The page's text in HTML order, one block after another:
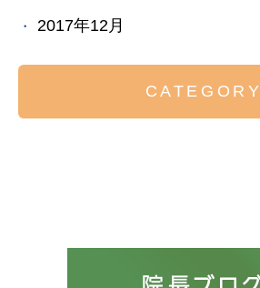
2017年12月
CATEGORY